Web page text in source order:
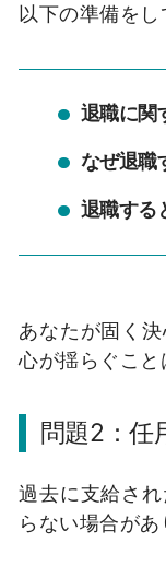
以下の準備をし
退職に関
なぜ退職
退職する
あなたが固く
心が揺らぐこと
問題2：任
過去に支給さ
らない場合があ